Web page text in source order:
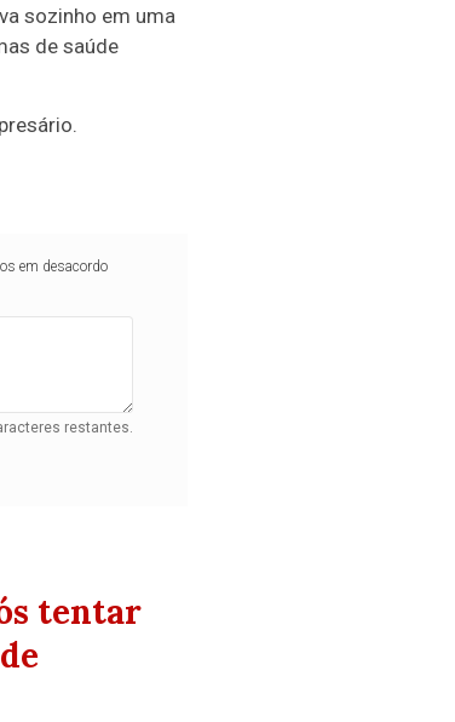
sozinho em uma
de saúde
em desacordo
restantes.
tentar